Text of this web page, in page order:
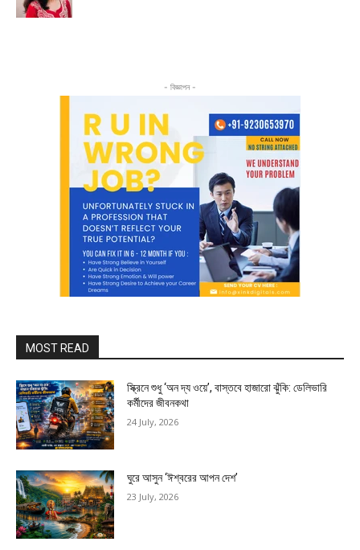
- বিজ্ঞাপন -
MOST READ
স্ক্রিনে শুধু ‘অন দ্য ওয়ে’, বাস্তবে হাজারো ঝুঁকি: ডেলিভারি
কর্মীদের জীবনকথা
24 July, 2026
ঘুরে আসুন ‘ঈশ্বরের আপন দেশ’
23 July, 2026